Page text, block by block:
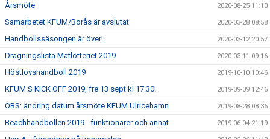
Årsmöte 2020-08-25 11:10
Samarbetet KFUM/Borås är avslutat 2020-03-28 08:58
Handbollssäsongen är över! 2020-03-12 20:57
Dragningslista Matlotteriet 2019 2020-03-11 09:16
Höstlovshandboll 2019 2019-10-10 10:46
KFUM:S KICK OFF 2019, fre 13 sept kl 17:30! 2019-09-09 12:46
OBS: ändring datum årsmöte KFUM Ulricehamn 2019-08-28 08:36
Beachhandbollen 2019 - funktionärer och annat 2019-06-04 21:19